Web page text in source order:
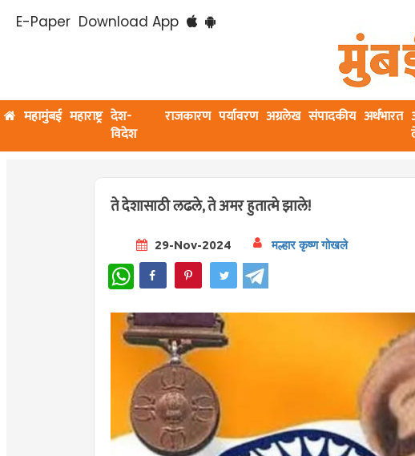
E-Paper Download App
महामुंबई महाराष्ट्र देश-
विदेश
राजकारण पर्यावरण अग्रलेख संपादकीय अर्थभारत
ते देशासाठी लढले, ते अमर हुतात्मे झाले!
29-Nov-2024 मल्हार कृष्ण गोखले
WhatsApp